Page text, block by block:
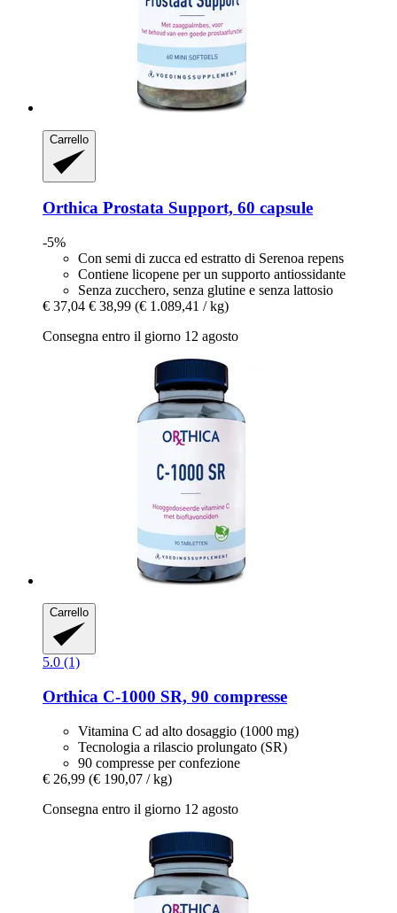
Carrello
Orthica Prostata Support, 60 capsule
-5%
Con semi di zucca ed estratto di Serenoa repens
Contiene licopene per un supporto antiossidante
Senza zucchero, senza glutine e senza lattosio
€ 37,04 € 38,99 (€ 1.089,41 / kg)
Consegna entro il giorno 12 agosto
Carrello
5.0 (1)
Orthica C-​1000 SR, 90 compresse
Vitamina C ad alto dosaggio (1000 mg)
Tecnologia a rilascio prolungato (SR)
90 compresse per confezione
€ 26,99 (€ 190,07 / kg)
Consegna entro il giorno 12 agosto